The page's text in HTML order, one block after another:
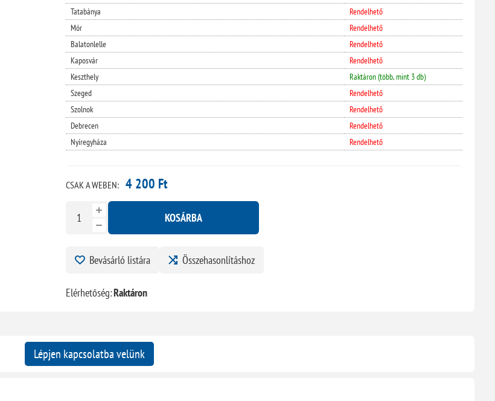
Tatabánya
Rendelhető
Mór
Rendelhető
Balatonlelle
Rendelhető
Kaposvár
Rendelhető
Keszthely
Raktáron (több, mint 3 db)
Szeged
Rendelhető
Szolnok
Rendelhető
Debrecen
Rendelhető
Nyíregyháza
Rendelhető
CSAK A WEBEN: 4 200 Ft
KOSÁRBA
Bevásárló listára Összehasonlításhoz
Elérhetőség:Raktáron
Lépjen kapcsolatba velünk